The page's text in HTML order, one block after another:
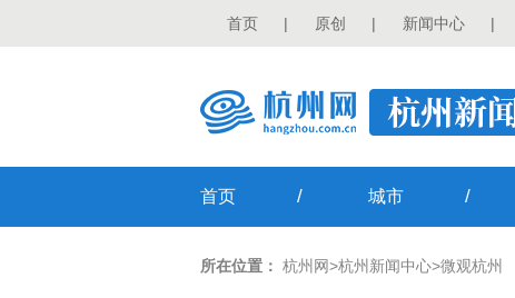
首页 | 原创 | 新闻中心 |
首页 / 城市 /
所在位置： 杭州网>杭州新闻中心>微观杭州